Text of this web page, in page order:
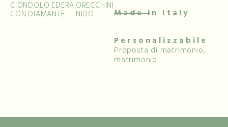
CIONDOLO EDERA
CON DIAMANTE
ORECCHINI
NIDO
Made in Italy
Personalizzabile
Proposta di matrimonio,
matrimonio